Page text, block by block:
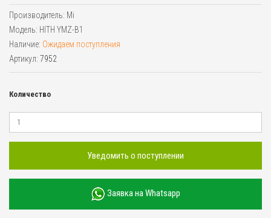
Производитель: Mi
Модель: HITH YMZ-B1
Наличие: Ожидаем поступления
Артикул: 7952
Количество
Уведомить о поступлении
Заявка на Whatsapp